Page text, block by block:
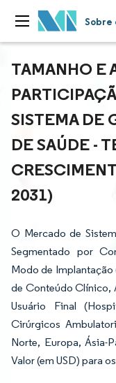
Sobre
TAMANHO E
SISTEMA DE
DE SAÚDE -
2031)
O Mercado de
Segmentado por
Modo de
de Conteúdo Clínico,
Usuário Final
Cirúrgicos
Norte, Europa, Ásia-
Valor (em USD) para